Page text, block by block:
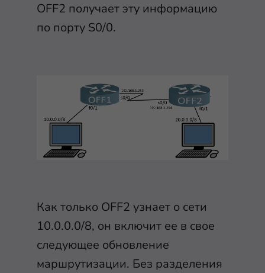
OFF2 получает эту информацию
по порту S0/0.
Как только OFF2 узнает о сети
10.0.0.0/8, он включит ее в свое
следующее обновление
маршрутизации. Без разделения